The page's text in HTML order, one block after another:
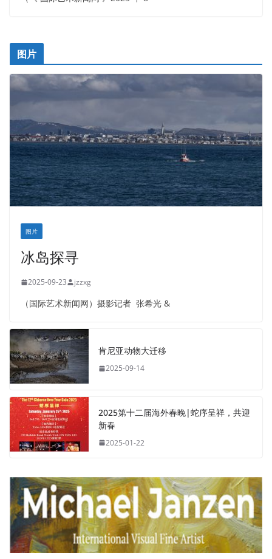
图片
图片
冰岛探寻
2025-09-23 jzzxg
（国际艺术新闻网）摄影记者 张希光 &
肯尼亚动物大迁移
2025-09-14
2025第十二届海外春晚|蛇序呈祥，共迎
新春
2025-01-22